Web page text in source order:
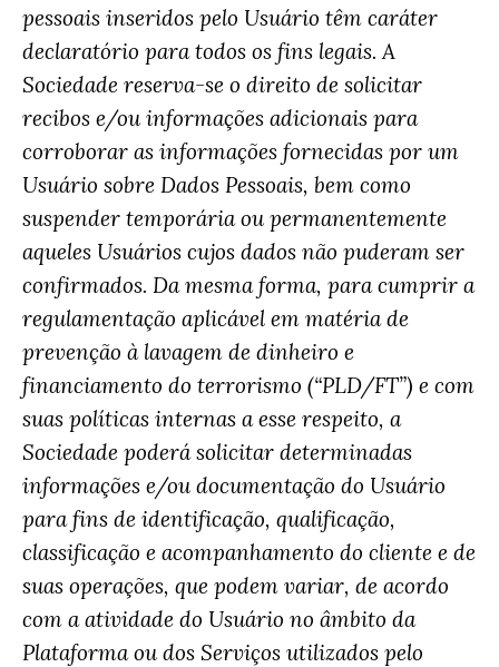
pessoais inseridos pelo Usuário têm caráter
declaratório para todos os fins legais. A
Sociedade reserva-se o direito de solicitar
recibos e/ou informações adicionais para
corroborar as informações fornecidas por um
Usuário sobre Dados Pessoais, bem como
suspender temporária ou permanentemente
aqueles Usuários cujos dados não puderam ser
confirmados. Da mesma forma, para cumprir a
regulamentação aplicável em matéria de
prevenção à lavagem de dinheiro e
financiamento do terrorismo (“PLD/FT”) e com
suas políticas internas a esse respeito, a
Sociedade poderá solicitar determinadas
informações e/ou documentação do Usuário
para fins de identificação, qualificação,
classificação e acompanhamento do cliente e de
suas operações, que podem variar, de acordo
com a atividade do Usuário no âmbito da
Plataforma ou dos Serviços utilizados pelo